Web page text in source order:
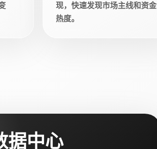
现，快速发现市场主线和资金
热度。
据中心